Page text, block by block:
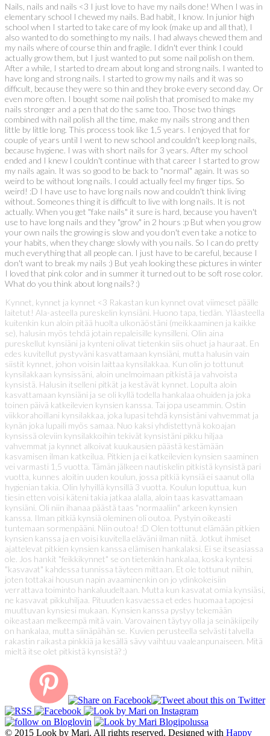
Nails, nails and nails <3 I just love to have my nails done! When I was in
elementary school I chewed my nails. Bad habit, I know. In junior high
school when I started to take care of my look (make up and all that), I
also wanted to do something to my nails. I had always chewed them and
my nails where of course thin and fragile. I didn't ever think I could
actually grow them, but I just wanted to put some nail polish on them.
After a while, I started to dream about long and strong nails. I wanted to
have long and strong nails. I started to grow my nails and it was so
difficult, because they were so thin and they broke every second day. Or
even more often. I bought some nail polish that promised to make my
nails stronger and a pen that do the same too. Those two things
combined with nail polish all the time, make my nails strong and then
little by little long. This process took like 1,5 years. I enjoyed that for
couple of years until I went to new school and couldn't keep long nails,
because hygiene. I was with short nails for 3 years. After my school
ended and I knew I couldn't continue with that career I started to grow
my nails again. It was so good to be back to "normal" again. It was so
weird to be without long nails. I could actually feel my finger tips. So
weird! :D I have use to have long nails now and couldn't think living
without. Someones thing it is difficult to live with long nails. It is not
actually. When you get "fake nails" it sure is hard, because you haven't
use to have long nails and they "grow" in 2 hours :p But when you grow
your own nails the growing is slow and you don't even take a notice to
your habits, when they change slowly with you nails. So I can do pretty
much everything that all people can. I just have to be careful, because I
don't want to break my nails :) But yeah looking these pictures in winter
I loved that pink color and in summer it turned out to be soft rose color.
What do you think about long nails? :)
Kynnet, kynnet ja kynnet <3 Rakastan kun kynnet ovat viimeset päälle
laitetut! Ala-asteella pureskelin kynsiäni. Huono tapa, tiedän. Yläasteella
kuitenkin kun aloin pitää huolta ulkonäöstäni (meikkaaminen ja kaikke
se), halusin myös tehdä jotain repaleisille kynsilleni. Olin aina
pureskellut kynsiäni ja kynteni olivat tietenkin siis ohuet ja hauraat. En
edes kuvitellut pystyväni kasvattamaan kynsiäni, mutta halusin vain
siistit kynnet, johon voisin laittaa kynsilakkaa. Kun olin jo tottunut
kynsilakkaan kynsissäni, aloin unelmoimaan pitkistä ja vahvoista
kynsistä. Halusin itselleni pitkät ja kestävät kynnet. Lopulta aloin
kasvattamaan kynsiäni ja se oli kyllä todella hankalaa ohuiden ja joka
toinen päivä katkeilevien kynsien kanssa. Tai jopa useammin. Ostin
viikkorahoillani kynsilakkaa, joka lupasi tehdä kynsistäni vahvemmat ja
kynän joka lupaili myös samaa. Nuo kaksi yhdistettynä kokoajan
kynsissä oleviin kynsilakkoihin tekivät kynsistäni pikku hiljaa
vahvemmat ja kynnet alkoivat kuukausien päästä kestämään
kasvamisen ilman katkeilua. Pitkien ja ei katkeilevien kynsien saaminen
vei varmasti 1,5 vuotta. Tämän jälkeen nautiskelin pitkistä kynsistä pari
vuotta, kunnes aloitin uuden koulun, jossa pitkiä kynsiä ei saanut olla
hygienian takia. Olin lyhyillä kynsillä 3 vuotta. Koulun loputtua, kun
tiesin etten voisi käteni takia jatkaa alalla, aloin taas kasvattamaan
kynsiäni. Oli niin ihanaa päästä taas "normaaliin" arkeen kynsien
kanssa. Ilman pitkiä kynsiä oleminen oli outoa. Pystyin oikeasti
tuntemaan sormenpääni. Niin outoa! :D Olen tottunut elämään pitkien
kynsien kanssa ja en voisi kuvitella eläväni ilman niitä. Jotkut ihmiset
ajattelevat pitkien kynsien kanssa elämisen hankalaksi. Ei se itseasiassa
ole. Jos hankit "feikkikynnet" se on tietenkin hankalaa, koska kyntesi
"kasvavat" kahdessa tunnissa täyteen mittaan. Et ole tottunut niihin,
joten tottakai housun napin avaaminenkin on jo ydinkokeisiin
verrattava toiminto hankaluudeltaan. Mutta kun kasvatat omia kynsiäsi,
ne kasvavat pikkuhiljaa. Pituuden kasvaessa et edes huomaa tapojesi
muuttuvan kynsiesi mukaan. Kynsien kanssa pystyy tekemään
oikeastaan melkeempä mitä vain. Varovainen täytyy olla ja seinäkiipeily
on hankalaa, mutta siinäpähän se. Kuvien perusteella selvästi talvella
rakastin raikasta pinkkiä ja kesällä sävy vaihtuu vaaleanpunaiseen. Mitä
mieltä itse olet pitkistä kynsistä? :)
© 2015 Look by Mari. All rights reserved. Designed with Happy